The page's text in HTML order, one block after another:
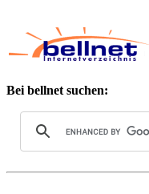
Bei bellnet suchen: